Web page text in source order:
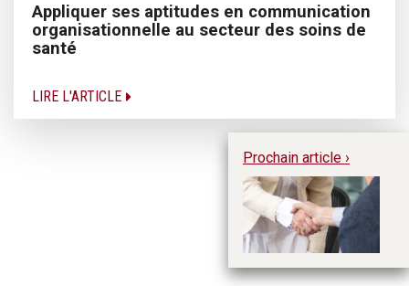
Appliquer ses aptitudes en communication
organisationnelle au secteur des soins de
santé
LIRE L'ARTICLE
Prochain article ›